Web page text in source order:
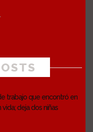
trabajo que encontró en
deja dos niñas